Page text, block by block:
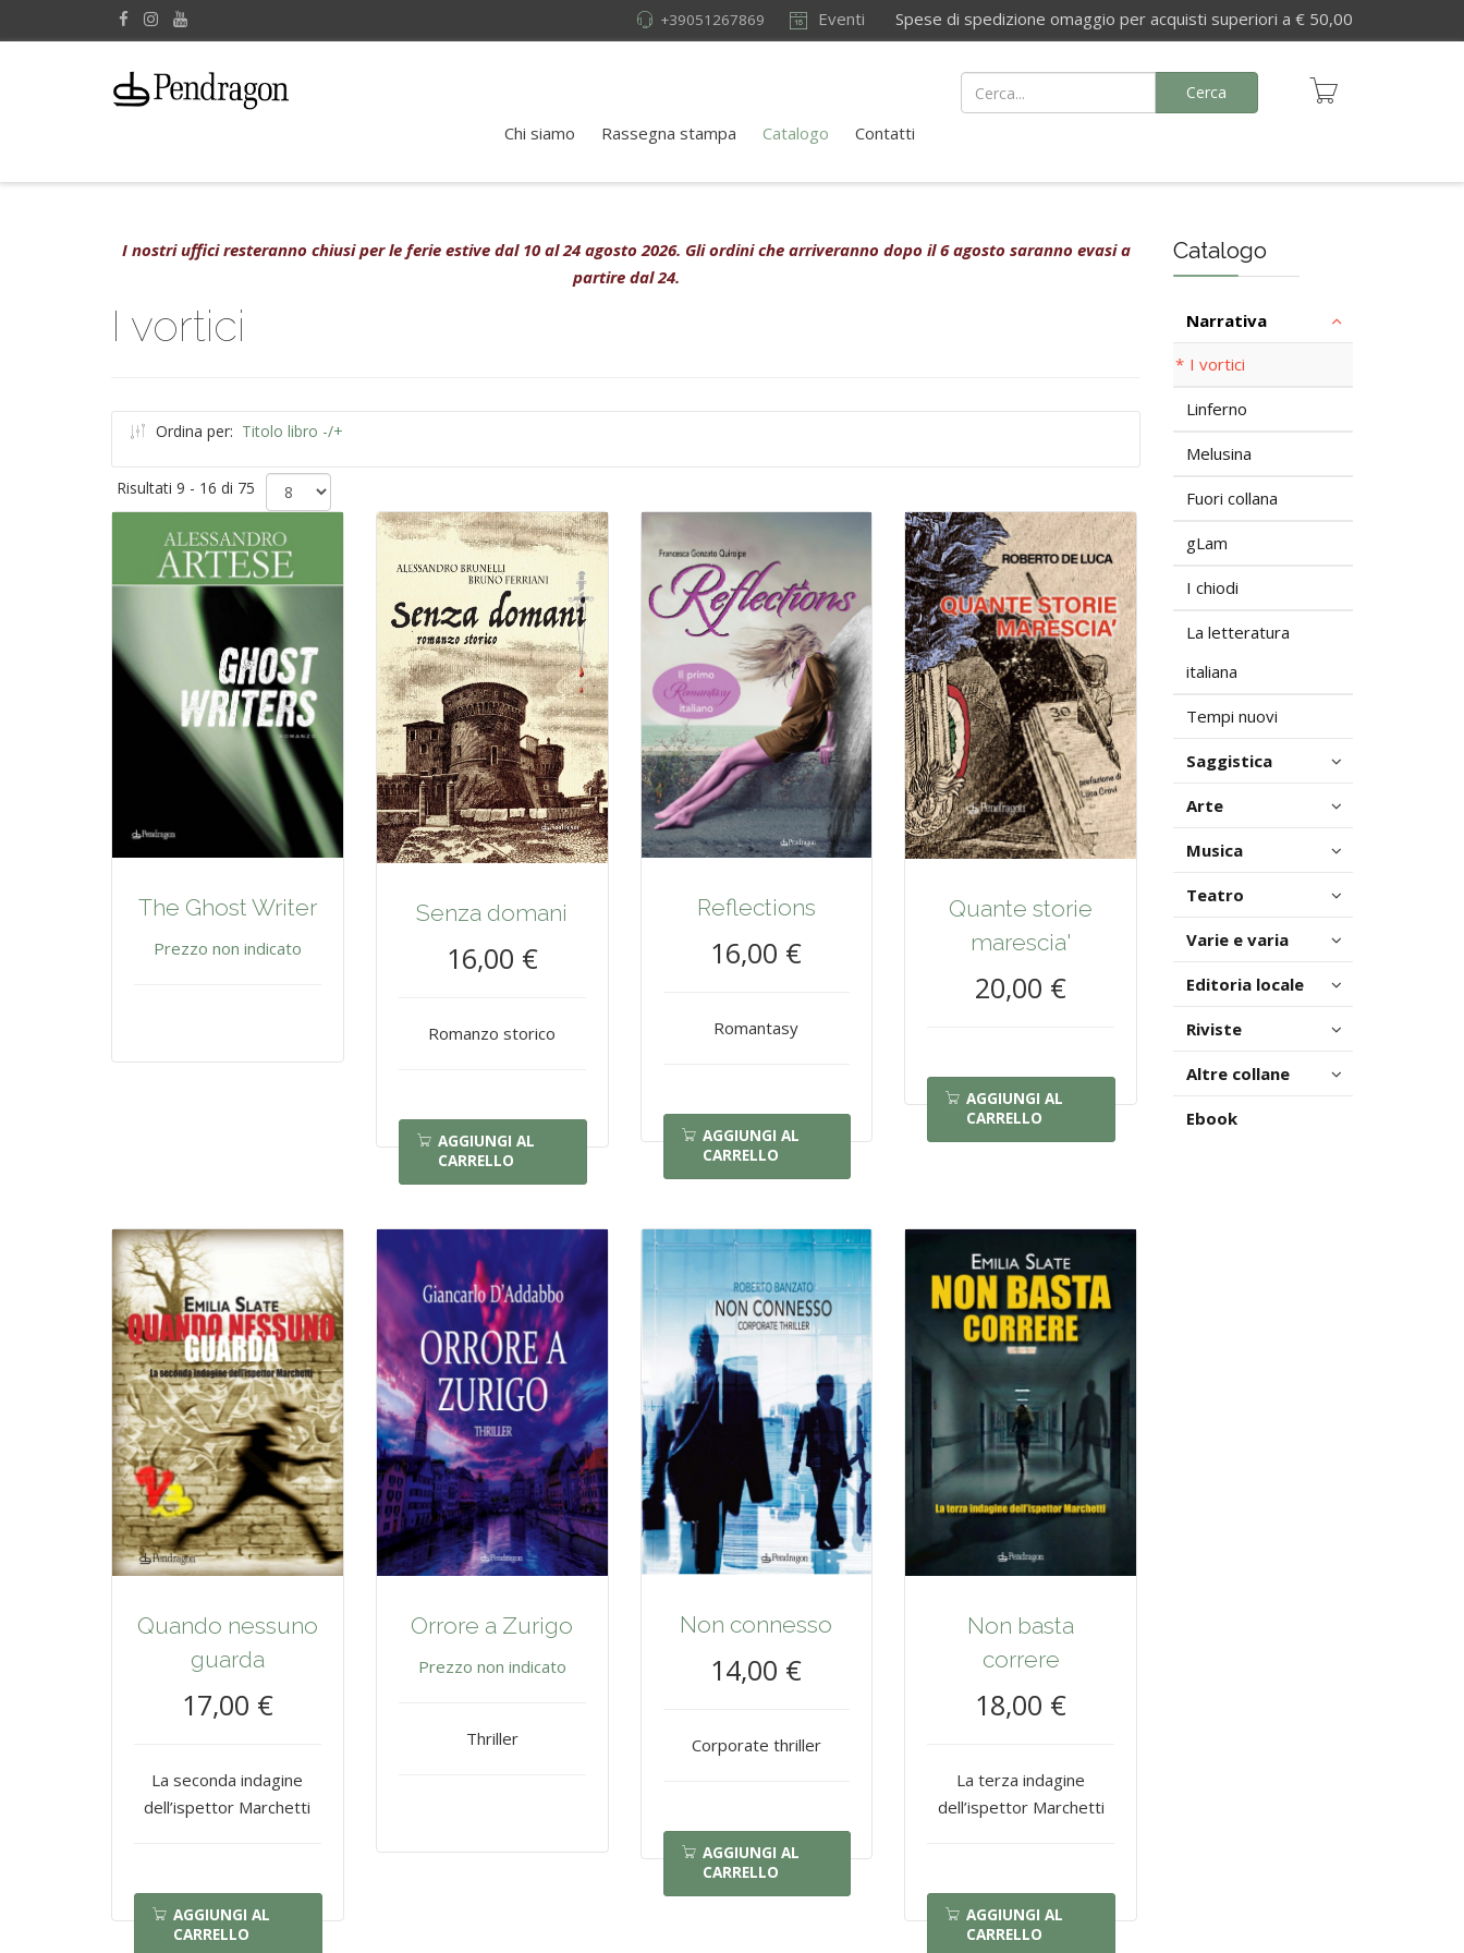
Eventi Spese di spedizione omaggio per acquisti superiori a € 50,00
+39051267869
Chi siamo Rassegna stampa Catalogo Contatti
Cerca
I nostri uffici resteranno chiusi per le ferie estive dal 10 al 24 agosto 2026. Gli ordini che arriveranno dopo il 6 agosto saranno evasi a
partire dal 24.
I vortici
Ordina per: Titolo libro -/+
Risultati 9 - 16 di 75
The Ghost Writer
Prezzo non indicato
Senza domani
16,00 €
Romanzo storico
AGGIUNGI AL
CARRELLO
Reflections
16,00 €
Romantasy
AGGIUNGI AL
CARRELLO
Quante storie
marescia'
20,00 €
AGGIUNGI AL
CARRELLO
Quando nessuno
guarda
17,00 €
La seconda indagine
dell’ispettor Marchetti
AGGIUNGI AL
CARRELLO
Orrore a Zurigo
Prezzo non indicato
Thriller
Non connesso
14,00 €
Corporate thriller
AGGIUNGI AL
CARRELLO
Non basta
correre
18,00 €
La terza indagine
dell’ispettor Marchetti
AGGIUNGI AL
CARRELLO
Catalogo
Narrativa
I vortici
Linferno
Melusina
Fuori collana
gLam
I chiodi
La letteratura
italiana
Tempi nuovi
Saggistica
Arte
Musica
Teatro
Varie e varia
Editoria locale
Riviste
Altre collane
Ebook